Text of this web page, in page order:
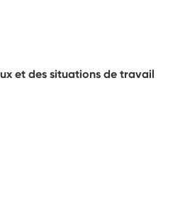
et des situations de travail